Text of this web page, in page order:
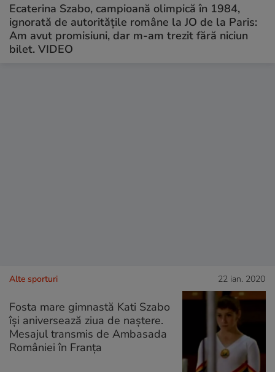
Ecaterina Szabo, campioană olimpică în 1984,
ignorată de autoritățile române la JO de la Paris:
Am avut promisiuni, dar m-am trezit fără niciun
bilet. VIDEO
Alte sporturi 22 ian. 2020
Fosta mare gimnastă Kati Szabo
își aniversează ziua de naștere.
Mesajul transmis de Ambasada
României în Franța